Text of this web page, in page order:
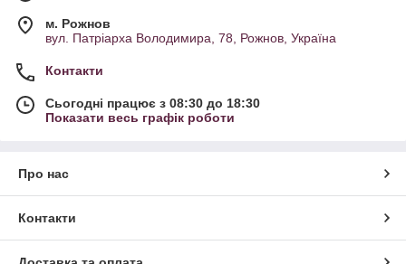
м. Рожнов
вул. Патріарха Володимира, 78, Рожнов, Україна
Контакти
Сьогодні працює з 08:30 до 18:30
Показати весь графік роботи
Про нас
Контакти